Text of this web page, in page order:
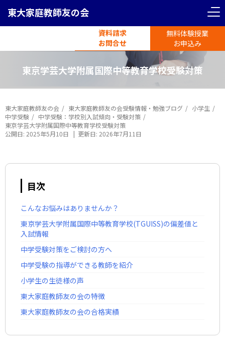
東大家庭教師友の会
資料請求
お問合せ
無料体験授業
お申込み
東京学芸大学附属国際中等教育学校受験対策
東大家庭教師友の会 東大家庭教師友の会受験情報・勉強ブログ
小学生
中学受験
中学受験：学校別入試傾向・受験対策
東京学芸大学附属国際中等教育学校受験対策
公開日: 2025年5月10日 更新日: 2026年7月11日
目次
こんなお悩みはありませんか？
東京学芸大学附属国際中等教育学校(TGUISS)の偏差値と
入試情報
中学受験対策をご検討の方へ
中学受験の指導ができる教師を紹介
小学生の生徒様の声
東大家庭教師友の会の特徴
東大家庭教師友の会の合格実績